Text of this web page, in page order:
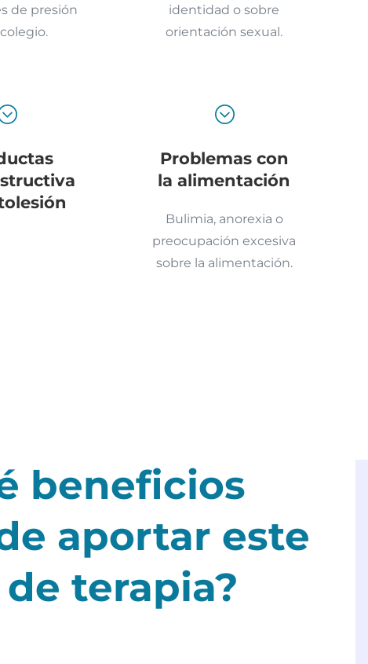
de presión
identidad o sobre
orientación sexual.
;
Problemas con
la alimentación
Bulimia, anorexia o
preocupación excesiva
sobre la alimentación.
beneficios
aportar este
terapia?